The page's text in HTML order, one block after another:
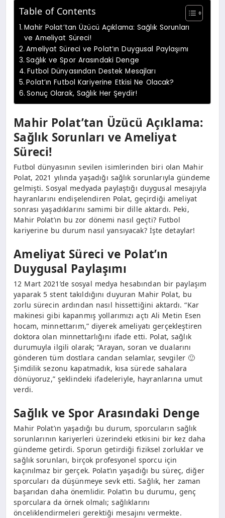
Table of Contents
Mahir Polat’tan Üzücü Açıklama: Sağlık Sorunları
ve Ameliyat Süreci!
Ameliyat Süreci ve Polat’ın Duygusal Paylaşımı
Sağlık ve Spor Arasındaki Denge
Futbol Dünyasından Destek Mesajları
Polat’ın Futbol Kariyerine Etkisi Ne Olacak?
Sonuç Olarak, Sağlık Her Şeydir!
Mahir Polat’tan Üzücü Açıklama:
Sağlık Sorunları ve Ameliyat
Süreci!
Futbol dünyasının sevilen isimlerinden biri olan Mahir
Polat, 2021 yılında yaşadığı sağlık sorunlarıyla gündeme
gelmişti. Sosyal medyada paylaştığı duygusal mesajıyla
hayranlarını endişelendiren Polat, geçirdiği ameliyat
sonrası yaşadıklarını samimi bir dille aktardı. Peki,
Mahir Polat’ın bu zor dönemi nasıl geçti? Futbol
kariyerine bu durum nasıl yansıyacak? İşte detaylar!
Ameliyat Süreci ve Polat’ın
Duygusal Paylaşımı
12 Mart 2021’de sosyal medya hesabından bir paylaşım
yaparak 5 stent takıldığını duyuran Mahir Polat, bu
zorlu sürecin ardından nasıl hissettiğini aktardı. “Kar
makinesi gibi kapanmış yollarımızı açtı Ali Metin Esen
hocam, minnettarım,” diyerek ameliyatı gerçekleştiren
doktora olan minnettarlığını ifade etti. Polat, sağlık
durumuyla ilgili olarak; “Arayan, soran ve dualarını
gönderen tüm dostlara candan selamlar, sevgiler 🙂
Şimdilik sezonu kapatmadık, kısa sürede sahalara
dönüyoruz,” şeklindeki ifadeleriyle, hayranlarına umut
verdi.
Sağlık ve Spor Arasındaki Denge
Mahir Polat’ın yaşadığı bu durum, sporcuların sağlık
sorunlarının kariyerleri üzerindeki etkisini bir kez daha
gündeme getirdi. Sporun getirdiği fiziksel zorluklar ve
sağlık sorunları, birçok profesyonel sporcu için
kaçınılmaz bir gerçek. Polat’ın yaşadığı bu süreç, diğer
sporcuları da düşünmeye sevk etti. Sağlık, her zaman
başarıdan daha önemlidir. Polat’ın bu durumu, genç
sporculara da örnek olmalı; sağlıklarını
önceliklendirmeleri gerektiği mesajını vermekte.